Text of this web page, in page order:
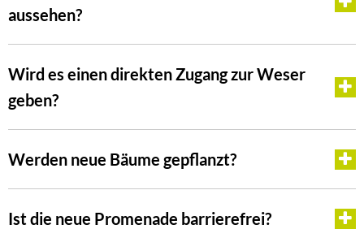
aussehen?
Wird es einen direkten Zugang zur Weser
geben?
Werden neue Bäume gepflanzt?
Ist die neue Promenade barrierefrei?